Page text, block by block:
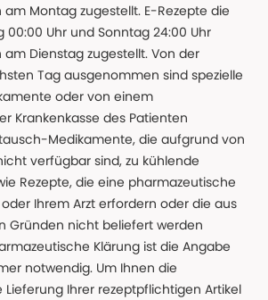
Montag zugestellt. E-Rezepte die
00:00 Uhr und Sonntag 24:00 Uhr
Dienstag zugestellt. Von der
Tag ausgenommen sind spezielle
oder von einem
Krankenkasse des Patienten
Medikamente, die aufgrund von
verfügbar sind, zu kühlende
Rezepte, die eine pharmazeutische
Ihrem Arzt erfordern oder die aus
Gründen nicht beliefert werden
Klärung ist die Angabe
notwendig. Um Ihnen die
Ihrer rezeptpflichtigen Artikel